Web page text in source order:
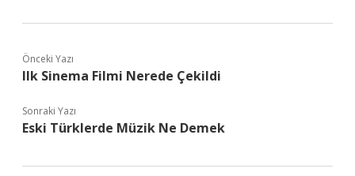
Önceki Yazı
Ilk Sinema Filmi Nerede Çekildi
Sonraki Yazı
Eski Türklerde Müzik Ne Demek